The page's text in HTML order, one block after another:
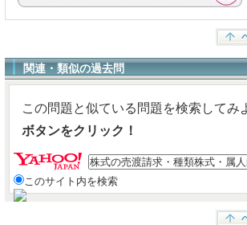
関連・類似の過去問
この問題と似ている問題を検索してみ
ボタンをクリック！
このサイト内を検索